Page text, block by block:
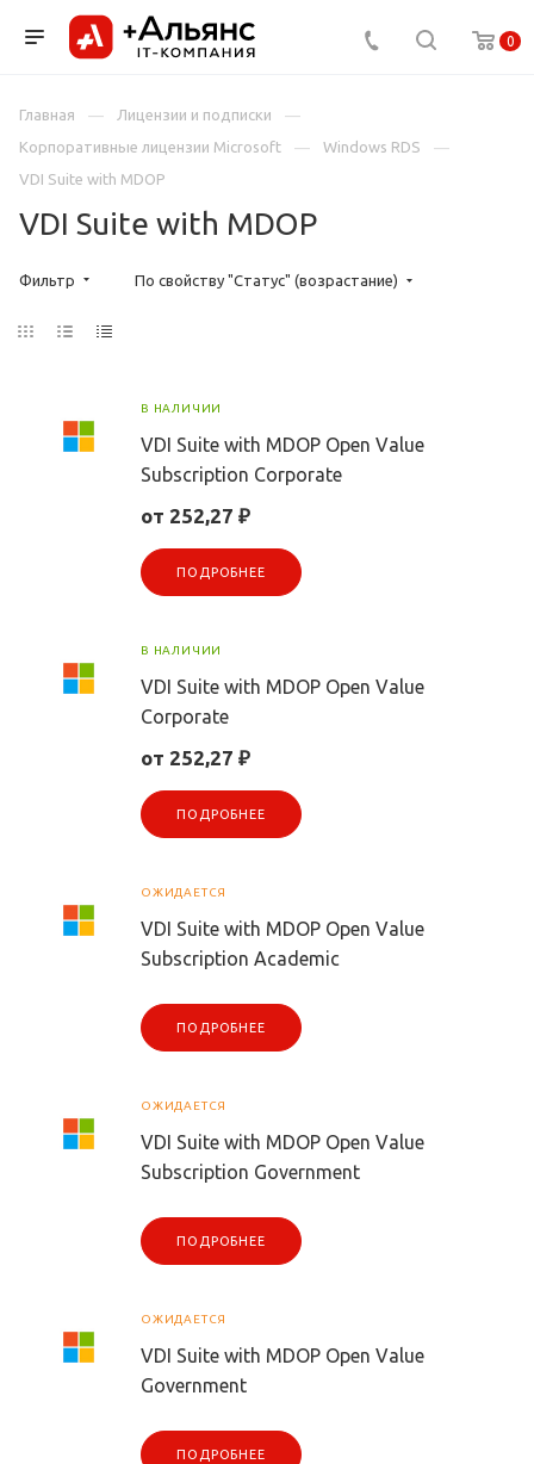
0
Главная
Лицензии и подписки
Корпоративные лицензии Microsoft
Windows RDS
VDI Suite with MDOP
VDI Suite with MDOP
Фильтр По свойству "Статус" (возрастание)
В НАЛИЧИИ
VDI Suite with MDOP Open Value
Subscription Corporate
от 252,27 ₽
ПОДРОБНЕЕ
В НАЛИЧИИ
VDI Suite with MDOP Open Value
Corporate
от 252,27 ₽
ПОДРОБНЕЕ
ОЖИДАЕТСЯ
VDI Suite with MDOP Open Value
Subscription Academic
ПОДРОБНЕЕ
ОЖИДАЕТСЯ
VDI Suite with MDOP Open Value
Subscription Government
ПОДРОБНЕЕ
ОЖИДАЕТСЯ
VDI Suite with MDOP Open Value
Government
ПОДРОБНЕЕ